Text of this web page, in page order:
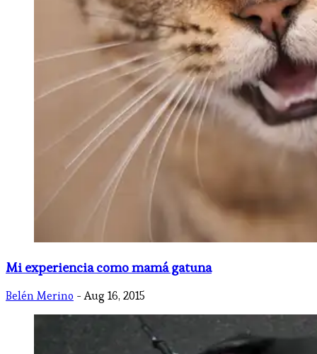
Mi experiencia como mamá gatuna
Belén Merino - Aug 16, 2015